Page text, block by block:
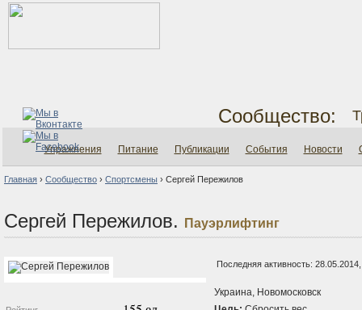
Сообщество:
Упражнения Питание Публикации События Новости
Главная › Сообщество › Спортсмены › Сергей Пережилов
Сергей Пережилов. Пауэрлифтинг
Последняя активность:
Украина, Новомосковск